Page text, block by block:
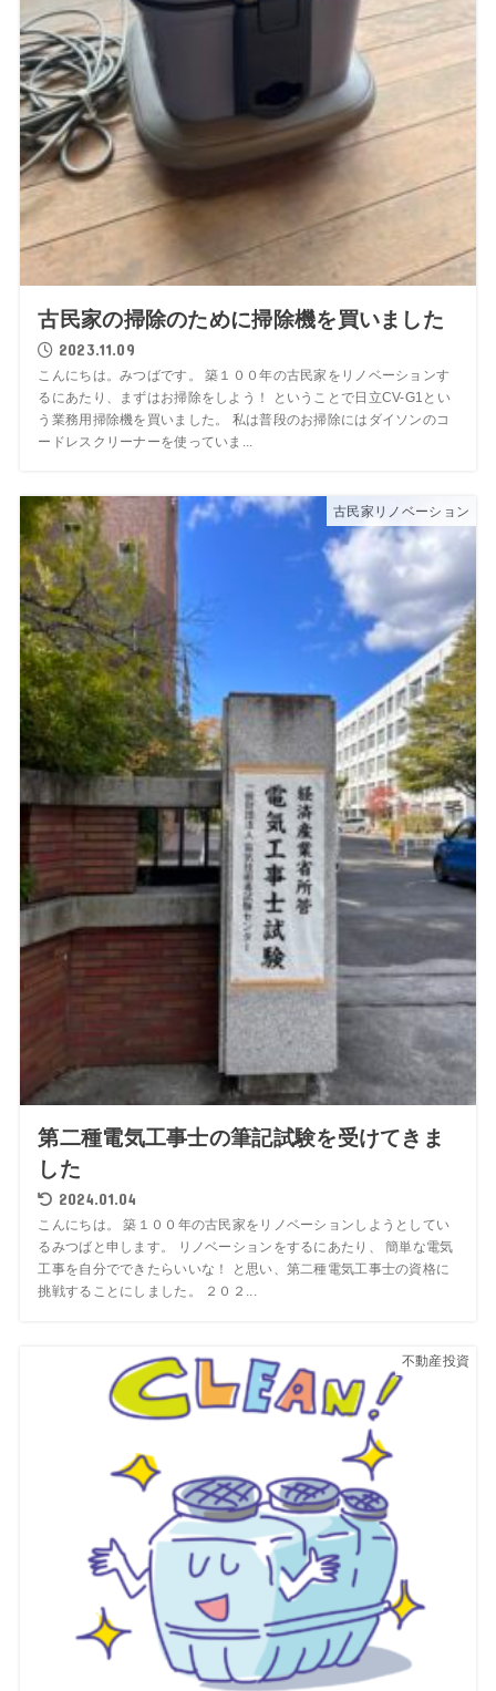
古民家の掃除のために掃除機を買いました
2023.11.09
こんにちは。みつばです。 築１００年の古民家をリノベーションす
るにあたり、まずはお掃除をしよう！ ということで日立CV-G1とい
う業務用掃除機を買いました。 私は普段のお掃除にはダイソンのコ
ードレスクリーナーを使っていま...
古民家リノベーション
第二種電気工事士の筆記試験を受けてきま
した
2024.01.04
こんにちは。 築１００年の古民家をリノベーションしようとしてい
るみつばと申します。 リノベーションをするにあたり、 簡単な電気
工事を自分でできたらいいな！ と思い、第二種電気工事士の資格に
挑戦することにしました。 ２０２...
不動産投資